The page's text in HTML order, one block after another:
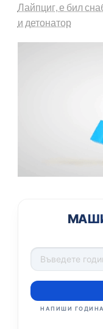
Лайпциг, е бил
и детонатор
НАПИШИ